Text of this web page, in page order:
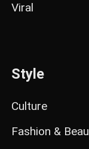
Viral
Style
Culture
Fashion &